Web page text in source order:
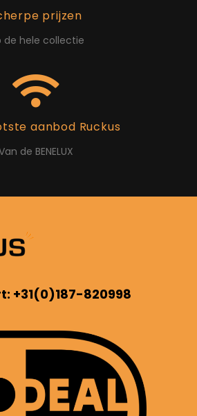
prijzen
de hele collectie
aanbod Ruckus
de BENELUX
+31(0)187-820998